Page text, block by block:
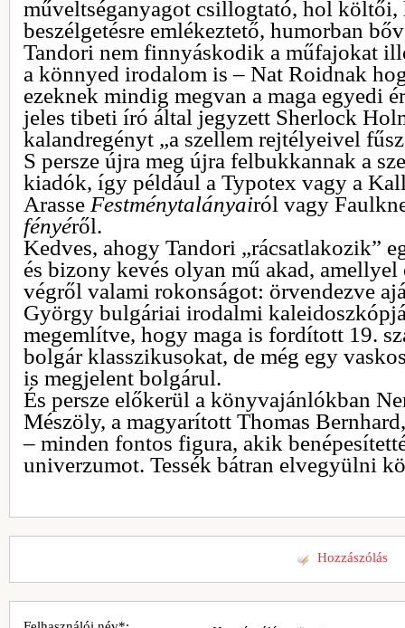
műveltséganyagot csillogtató, hol költői,
beszélgetésre emlékeztető, humorban
Tandori nem finnyáskodik a műfajokat
a könnyed irodalom is – Nat Roidnak
ezeknek mindig megvan a maga egyedi
jeles tibeti író által jegyzett Sherlock
kalandregényt „a szellem rejtélyeivel
S persze újra meg újra felbukkannak a
kiadók, így például a Typotex vagy a
Arasse Festménytalányairól vagy
fényéről.
Kedves, ahogy Tandori „rácsatlakozik”
és bizony kevés olyan mű akad, amellyel
végről valami rokonságot: örvendezve
György bulgáriai irodalmi
megemlítve, hogy maga is fordított 19.
bolgár klasszikusokat, de még egy
is megjelent bolgárul.
És persze előkerül a könyvajánlókban
Mészöly, a magyarított Thomas
– minden fontos figura, akik
univerzumot. Tessék bátran elvegyülni
Hozzászólás